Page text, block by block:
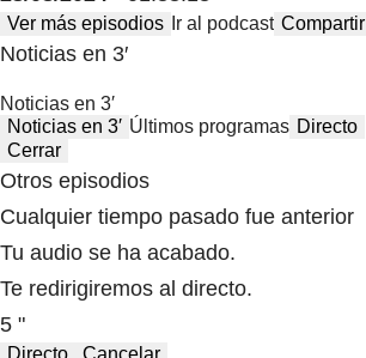
Ver más episodios Ir al podcast Compartir
Noticias en 3′
Noticias en 3′
Noticias en 3′ Últimos programas Directo
Cerrar
Otros episodios
Cualquier tiempo pasado fue anterior
Tu audio se ha acabado.
Te redirigiremos al directo.
5 "
Directo Cancelar